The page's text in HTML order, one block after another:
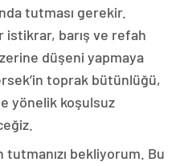
tutması gerekir.
istikrar, barış ve refah
düşeni yapmaya
toprak bütünlüğü,
yönelik koşulsuz
bekliyorum. Bu